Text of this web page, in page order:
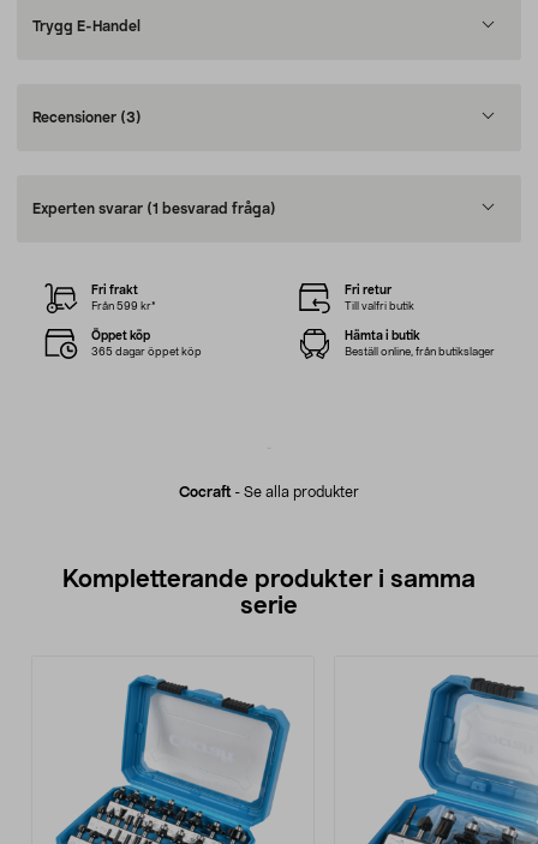
Trygg E-Handel
Recensioner (3)
Experten svarar (1 besvarad fråga)
Cocraft - Se alla produkter
Fri frakt
Från 599 kr*
Fri retur
Till valfri butik
Öppet köp
365 dagar öppet köp
Hämta i butik
Beställ online, från butikslager
Kompletterande produkter i samma
serie